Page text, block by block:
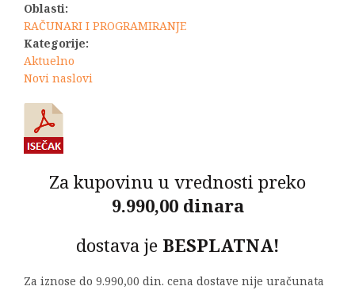
Oblasti:
RAČUNARI I PROGRAMIRANJE
Kategorije:
Aktuelno
Novi naslovi
Za kupovinu u vrednosti preko
9.990,00 dinara
dostava je BESPLATNA!
Za iznose do 9.990,00 din. cena dostave nije uračunata